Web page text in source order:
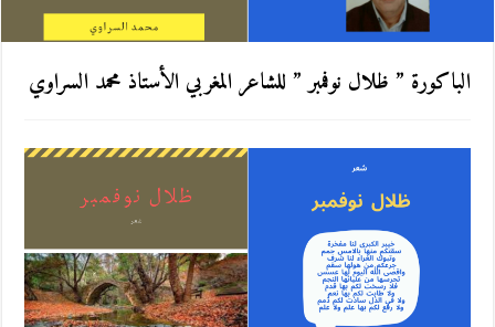
الباكورة ” ظلال نوفمبر ” للشاعر المغربي الأستاذ محمد السراوي